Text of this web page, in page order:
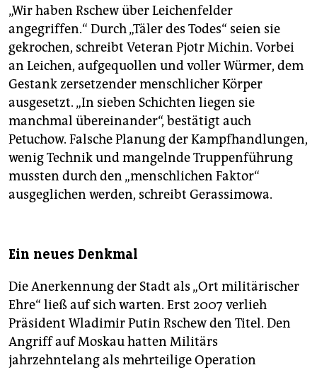
„Wir haben Rschew über Leichenfelder
angegriffen.“ Durch „Täler des Todes“ seien sie
gekrochen, schreibt Veteran Pjotr Michin. Vorbei
an Leichen, aufgequollen und voller Würmer, dem
Gestank zersetzender menschlicher Körper
ausgesetzt. „In sieben Schichten liegen sie
manchmal übereinander“, bestätigt auch
Petuchow. Falsche Planung der Kampfhandlungen,
wenig Technik und mangelnde Truppenführung
mussten durch den „menschlichen Faktor“
ausgeglichen werden, schreibt Gerassimowa.
Ein neues Denkmal
Die Anerkennung der Stadt als „Ort militärischer
Ehre“ ließ auf sich warten. Erst 2007 verlieh
Präsident Wladimir Putin Rschew den Titel. Den
Angriff auf Moskau hatten Militärs
jahrzehntelang als mehrteilige Operation